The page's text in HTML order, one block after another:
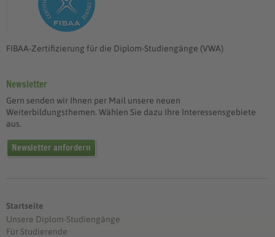
FIBAA-Zertifizierung für die Diplom-Studiengänge (VWA)
Newsletter
Gern senden wir Ihnen per Mail unsere neuen
Weiterbildungsthemen. Wählen Sie dazu Ihre Interessensgebiete
aus.
Newsletter anfordern
Startseite
Unsere Diplom-Studiengänge
Für Studierende